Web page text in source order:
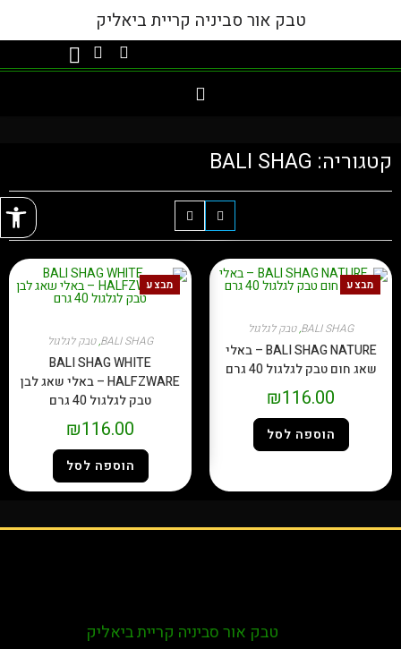
טבק אור סביניה קריית ביאליק
קטגוריה: BALI SHAG
מבצע
צפייה מהירה
BALI SHAG
,טבק לגלגול
BALI SHAG NATURE – באלי
שאג חום טבק לגלגול 40 גרם
₪116.00
הוספה לסל
מבצע
צפייה מהירה
BALI SHAG
,טבק לגלגול
BALI SHAG WHITE
HALFZWARE – באלי שאג לבן
טבק לגלגול 40 גרם
₪116.00
הוספה לסל
טבק אור סביניה קריית ביאליק